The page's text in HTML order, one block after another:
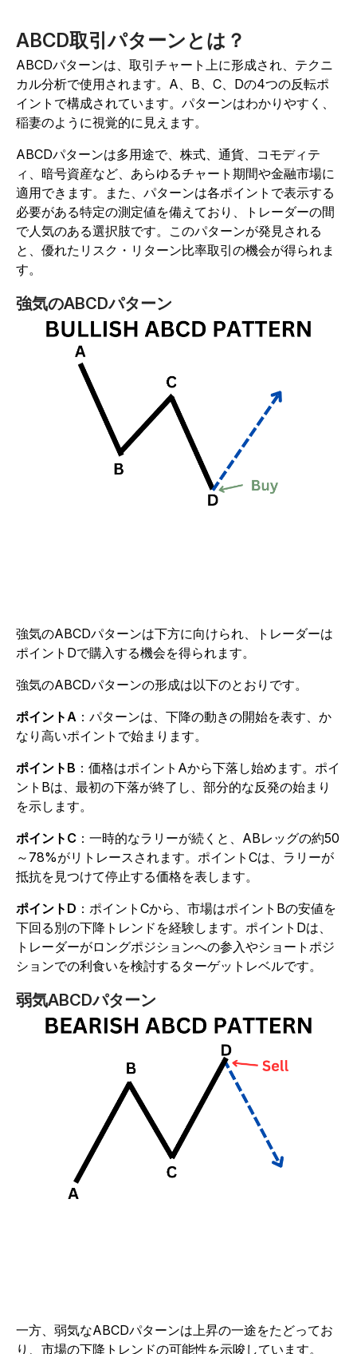
ABCD取引パターンとは？
ABCDパターンは、取引チャート上に形成され、テクニ
カル分析で使用されます。A、B、C、Dの4つの反転ポ
イントで構成されています。パターンはわかりやすく、
稲妻のように視覚的に見えます。
ABCDパターンは多用途で、株式、通貨、コモディテ
ィ、暗号資産など、あらゆるチャート期間や金融市場に
適用できます。また、パターンは各ポイントで表示する
必要がある特定の測定値を備えており、トレーダーの間
で人気のある選択肢です。このパターンが発見される
と、優れたリスク・リターン比率取引の機会が得られま
す。
強気のABCDパターン
強気のABCDパターンは下方に向けられ、トレーダーは
ポイントDで購入する機会を得られます。
強気のABCDパターンの形成は以下のとおりです。
ポイントA ：パターンは、下降の動きの開始を表す、か
なり高いポイントで始まります。
ポイントB ：価格はポイントAから下落し始めます。ポイ
ントBは、最初の下落が終了し、部分的な反発の始まり
を示します。
ポイントC ：一時的なラリーが続くと、ABレッグの約50
～78%がリトレースされます。ポイントCは、ラリーが
抵抗を見つけて停止する価格を表します。
ポイントD ：ポイントCから、市場はポイントBの安値を
下回る別の下降トレンドを経験します。ポイントDは、
トレーダーがロングポジションへの参入やショートポジ
ションでの利食いを検討するターゲットレベルです。
弱気ABCDパターン
一方、弱気なABCDパターンは上昇の一途をたどってお
り、市場の下降トレンドの可能性を示唆しています。